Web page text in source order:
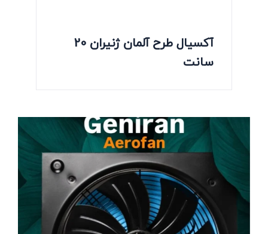
آکسیال طرح آلمان ژنیران 20
سانت